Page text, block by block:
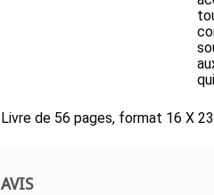
Livre de 56 pages, format 16 X
AVIS